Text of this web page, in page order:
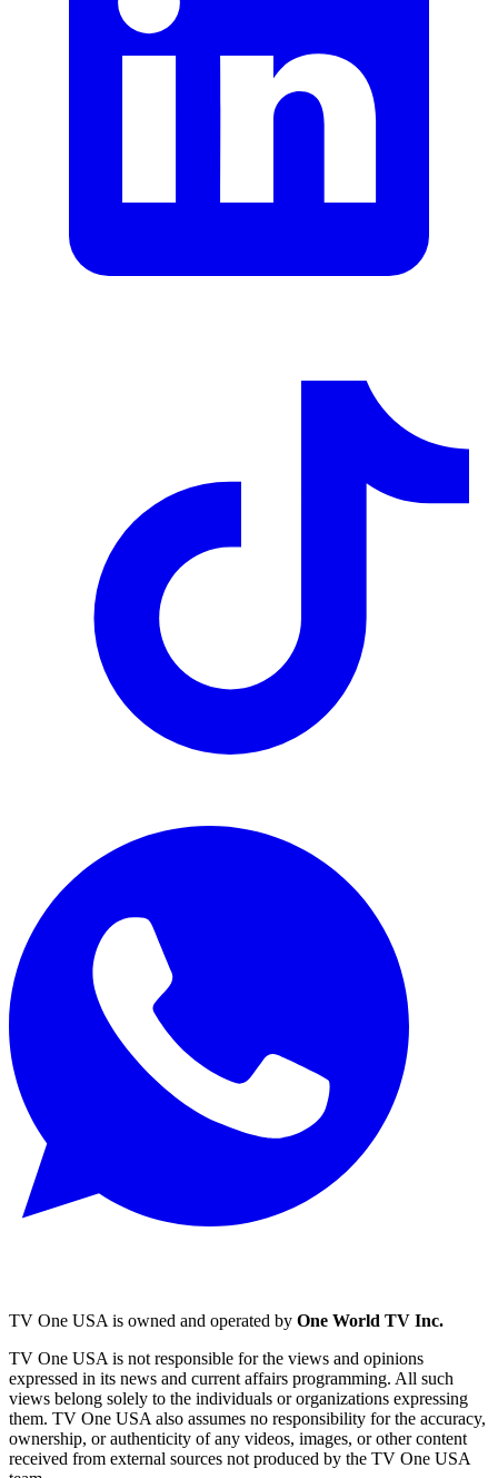
TV One USA is owned and operated by One World TV Inc.
TV One USA is not responsible for the views and opinions
expressed in its news and current affairs programming. All such
views belong solely to the individuals or organizations expressing
them. TV One USA also assumes no responsibility for the accuracy,
ownership, or authenticity of any videos, images, or other content
received from external sources not produced by the TV One USA